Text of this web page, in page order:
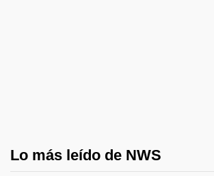
Lo más leído de NWS